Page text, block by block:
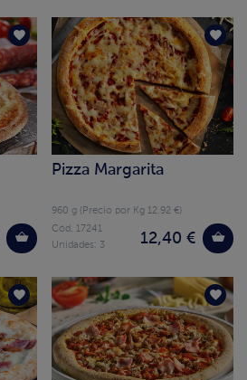
Pizza Margarita
960 g (Precio por Kg 12.92 €)
12,40 €
Cód. 17241
Unidades: 3